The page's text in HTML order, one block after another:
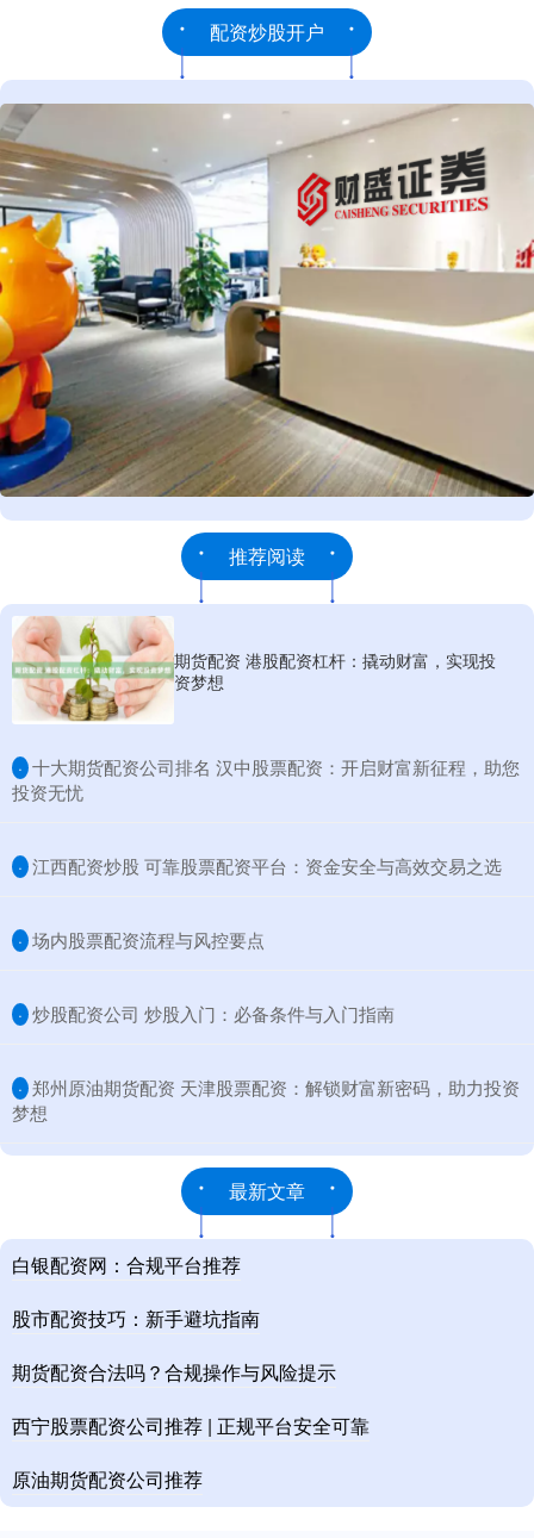
配资炒股开户
推荐阅读
期货配资 港股配资杠杆：撬动财富，实现投
资梦想
· ​十大期货配资公司排名 汉中股票配资：开启财富新征程，助您
投资无忧
· ​江西配资炒股 可靠股票配资平台：资金安全与高效交易之选
· ​场内股票配资流程与风控要点
· ​炒股配资公司 炒股入门：必备条件与入门指南
· ​郑州原油期货配资 天津股票配资：解锁财富新密码，助力投资
梦想
最新文章
白银配资网：合规平台推荐
股市配资技巧：新手避坑指南
期货配资合法吗？合规操作与风险提示
西宁股票配资公司推荐 | 正规平台安全可靠
原油期货配资公司推荐